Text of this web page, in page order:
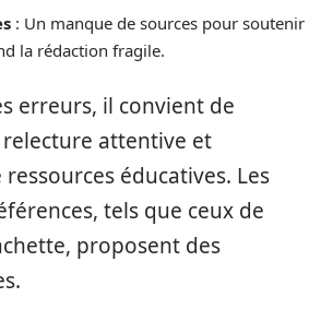
: Un manque de sources pour soutenir
la rédaction fragile.
erreurs, il convient de
attentive et
ressources éducatives. Les
tels que ceux de
proposent des